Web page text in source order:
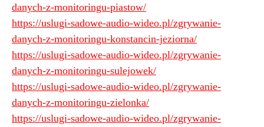
danych-z-monitoringu-piastow/
https://uslugi-sadowe-audio-wideo.pl/zgrywanie-
danych-z-monitoringu-konstancin-jeziorna/
https://uslugi-sadowe-audio-wideo.pl/zgrywanie-
danych-z-monitoringu-sulejowek/
https://uslugi-sadowe-audio-wideo.pl/zgrywanie-
danych-z-monitoringu-zielonka/
https://uslugi-sadowe-audio-wideo.pl/zgrywanie-